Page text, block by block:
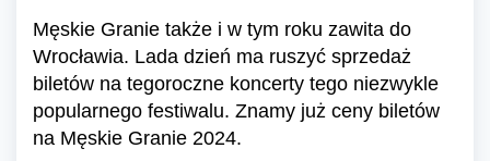
Męskie Granie także i w tym roku zawita do
Wrocławia. Lada dzień ma ruszyć sprzedaż
biletów na tegoroczne koncerty tego niezwykle
popularnego festiwalu. Znamy już ceny biletów
na Męskie Granie 2024.